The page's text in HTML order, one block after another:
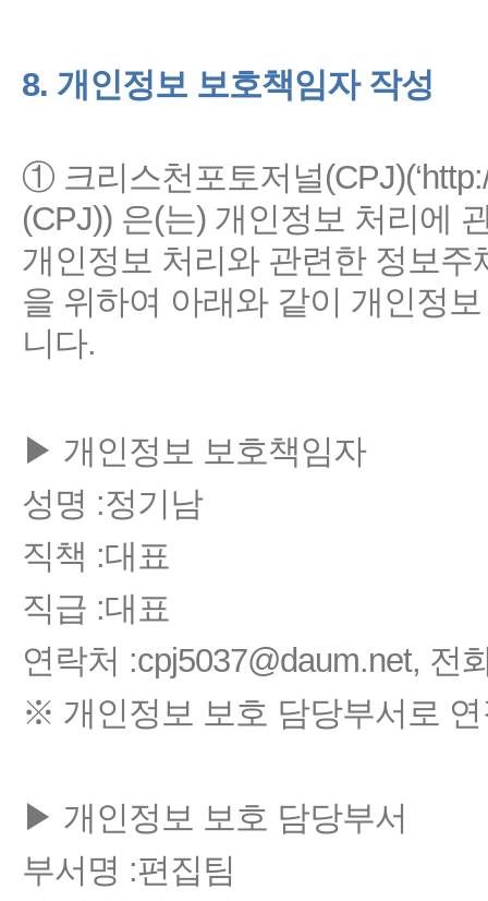
8. 개인정보 보호책임자 작성
① 크리스천포토저널
(CPJ)) 은(는) 개인정보 처리에
개인정보 처리와 관련한 정보
을 위하여 아래와 같이 개인정
니다.
▶ 개인정보 보호책임자
성명 :정기남
직책 :대표
직급 :대표
연락처 :cpj5037@daum.net, 전
※ 개인정보 보호 담당부서로
▶ 개인정보 보호 담당부서
부서명 :편집팀